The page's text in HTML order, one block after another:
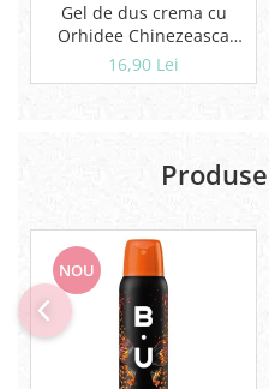
Gel de dus crema cu
Orhidee Chinezeasca
Tesori d'Oriente, 250 ml
16,90 Lei
NOU